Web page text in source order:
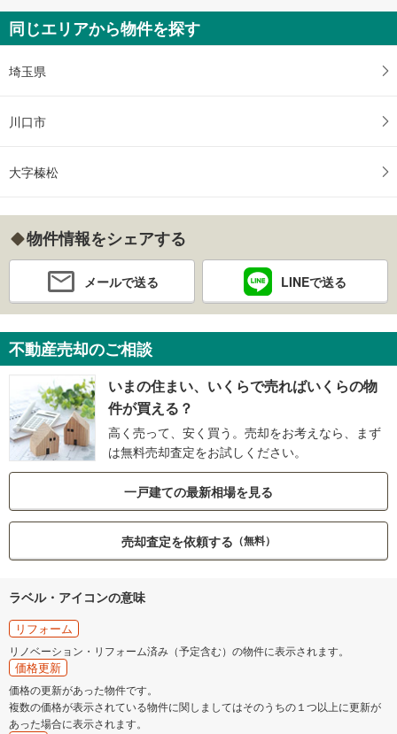
同じエリアから物件を探す
埼玉県
川口市
大字榛松
物件情報をシェアする
メールで送る LINEで送る
不動産売却のご相談
いまの住まい、いくらで売ればいくらの物
件が買える？
高く売って、安く買う。売却をお考えなら、まず
は無料売却査定をお試しください。
一戸建ての最新相場を見る
売却査定を依頼する （無料）
ラベル・アイコンの意味
リフォーム
リノベーション・リフォーム済み（予定含む）の物件に表示されます。
価格更新
価格の更新があった物件です。
複数の価格が表示されている物件に関しましてはそのうちの１つ以上に更新が
あった場合に表示されます。